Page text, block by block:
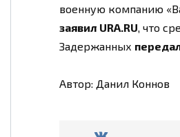
военную компанию
заявил URA.RU, что
Задержанных
Автор: Данил Коннов